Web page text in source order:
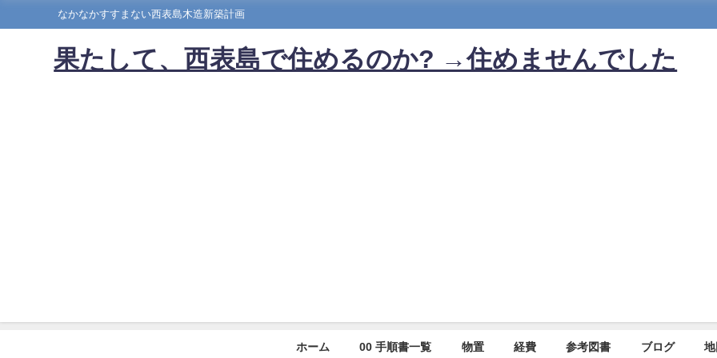
なかなかすすまない西表島木造新築計画
果たして、西表島で住めるのか? →住めませんでした
ホーム 00 手順書一覧 物置 経費 参考図書 ブログ